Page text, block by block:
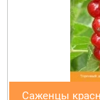
Саженцы